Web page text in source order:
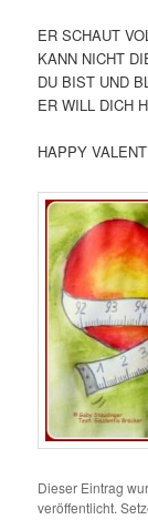
ER SCHAUT
KANN NICHT
DU BIST UND
ER WILL DICH
HAPPY
Dieser Eintrag
veröffentlicht.